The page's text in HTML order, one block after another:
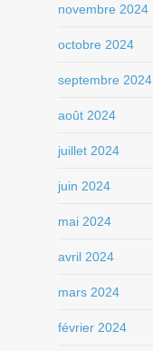
novembre 2024
octobre 2024
septembre 2024
août 2024
juillet 2024
juin 2024
mai 2024
avril 2024
mars 2024
février 2024